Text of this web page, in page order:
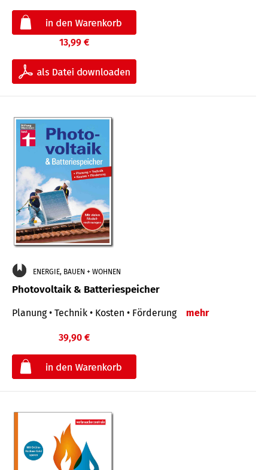
13,99 €
ENERGIE, BAUEN + WOHNEN
Photovoltaik & Batteriespeicher
Planung • Technik • Kosten • Förderung mehr
39,90 €